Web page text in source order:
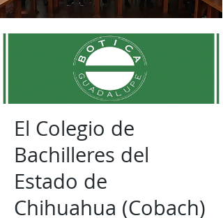
El Colegio de
Bachilleres del
Estado de
Chihuahua (Cobach)